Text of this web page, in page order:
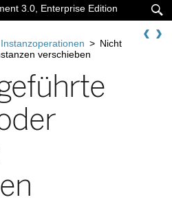

3.0, Enterprise Edition
Instanzoperationen > Nicht
verschieben